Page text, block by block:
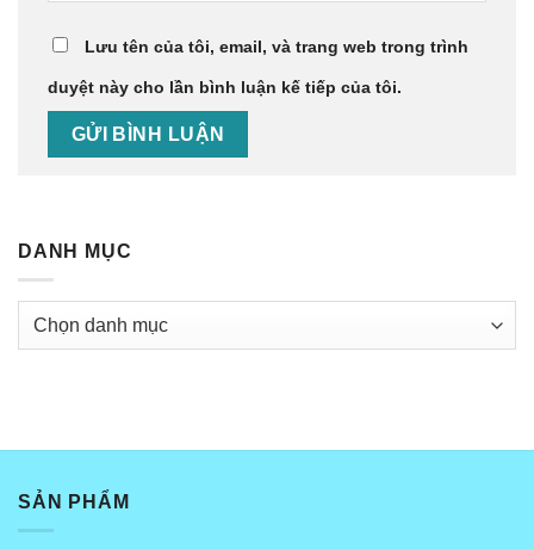
Lưu tên của tôi, email, và trang web trong trình
duyệt này cho lần bình luận kế tiếp của tôi.
DANH MỤC
Danh
SẢN PHẨM